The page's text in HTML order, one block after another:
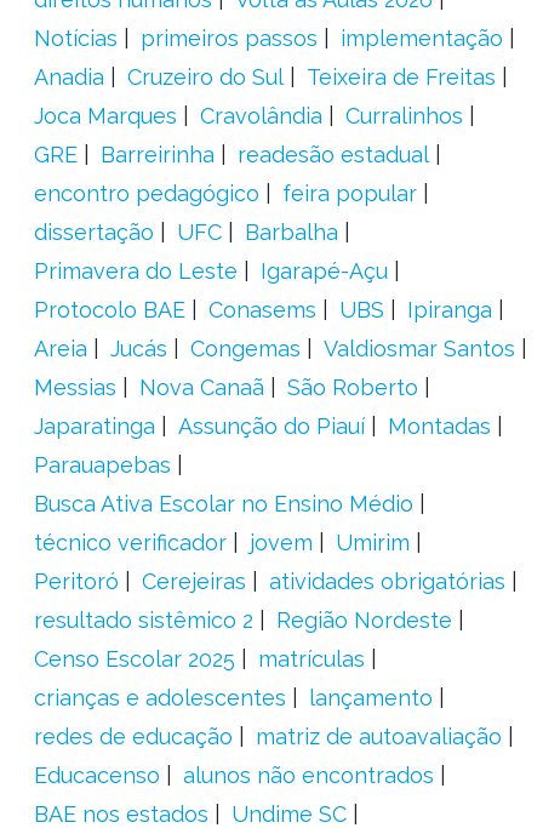
Notícias
primeiros passos
implementação
Anadia
Cruzeiro do Sul
Teixeira de Freitas
Joca Marques
Cravolândia
Curralinhos
GRE
Barreirinha
readesão estadual
encontro pedagógico
feira popular
dissertação
UFC
Barbalha
Primavera do Leste
Igarapé-Açu
Protocolo BAE
Conasems UBS
Ipiranga
Areia
Jucás Congemas
Valdiosmar Santos
Messias
Nova Canaã
São Roberto
Japaratinga
Assunção do Piauí
Montadas
Parauapebas
Busca Ativa Escolar no Ensino Médio
técnico verificador
jovem
Umirim
Peritoró
Cerejeiras
atividades obrigatórias
resultado sistêmico 2
Região Nordeste
Censo Escolar 2025
matrículas
crianças e adolescentes
lançamento
redes de educação
matriz de autoavaliação
Educacenso
alunos não encontrados
BAE nos estados
Undime SC